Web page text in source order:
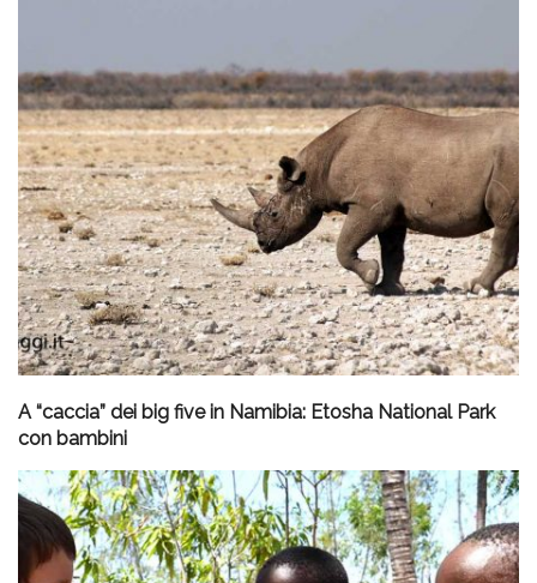
A “caccia” dei big five in Namibia: Etosha National Park
con bambini